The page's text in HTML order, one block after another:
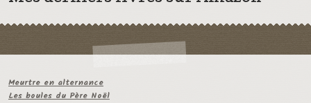
Meurtre en alternance
Les boules du Père Noël